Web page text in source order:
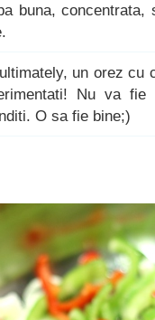
buna, concentrata,
un orez cu
Nu va
O sa fie bine;)